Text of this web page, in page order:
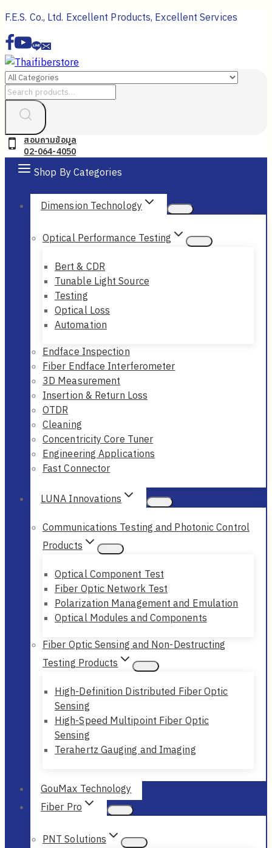
Skip
to
content
F.E.S. Co., Ltd. Excellent Products, Excellent Services
Search
สอบถามข้อมูล
02-064-4050
Shop By Categories
Dimension Technology
Optical Performance Testing
Bert & CDR
Tunable Light Source
Testing
Optical Loss
Automation
Endface Inspection
Fiber Endface Interferometer
3D Measurement
Insertion & Return Loss
OTDR
Cleaning
Concentricity Core Tuner
Engineering Applications
Fast Connector
LUNA Innovations
Communications Testing and Photonic Control
Products
Optical Component Test
Fiber Optic Network Test
Polarization Management and Emulation
Optical Modules and Components
Fiber Optic Sensing and Non-Destructing
Testing Products
High-Definition Distributed Fiber Optic
Sensing
High-Speed Multipoint Fiber Optic
Sensing
Terahertz Gauging and Imaging
GouMax Technology
Fiber Pro
PNT Solutions